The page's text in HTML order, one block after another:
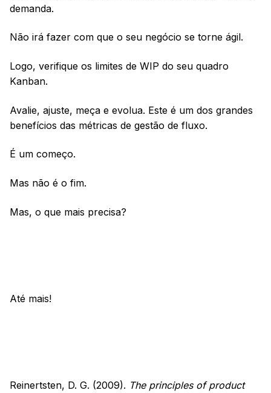
demanda.
Não irá fazer com que o seu negócio se torne ágil.
Logo, verifique os limites de WIP do seu quadro
Kanban.
Avalie, ajuste, meça e evolua. Este é um dos grandes
benefícios das métricas de gestão de fluxo.
É um começo.
Mas não é o fim.
Mas, o que mais precisa?
Até mais!
Reinertsten, D. G. (2009). The principles of product